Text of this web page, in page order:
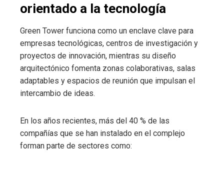
orientado a la tecnología
Green Tower funciona como un enclave clave para
empresas tecnológicas, centros de investigación y
proyectos de innovación, mientras su diseño
arquitectónico fomenta zonas colaborativas, salas
adaptables y espacios de reunión que impulsan el
intercambio de ideas.
En los años recientes, más del 40 % de las
compañías que se han instalado en el complejo
forman parte de sectores como: